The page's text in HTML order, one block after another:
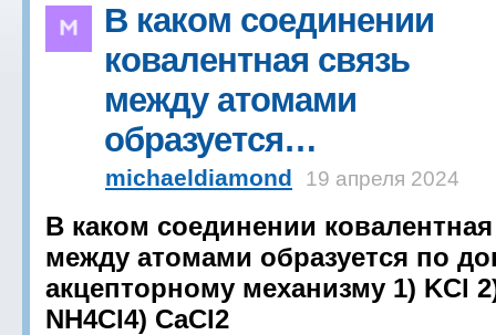
В каком соединении
ковалентная связь
между атомами
образуется…
michaeldiamond 19 апреля 2024
В каком соединении
между атомами образуется по
акцепторному механизму 1) KCl
NH4Cl4) CaCl2